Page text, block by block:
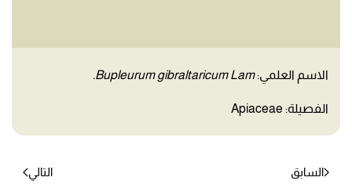
الاسم العلمي:Bupleurum gibraltaricum Lam.
الفصيلة: Apiaceae
السابق التالي